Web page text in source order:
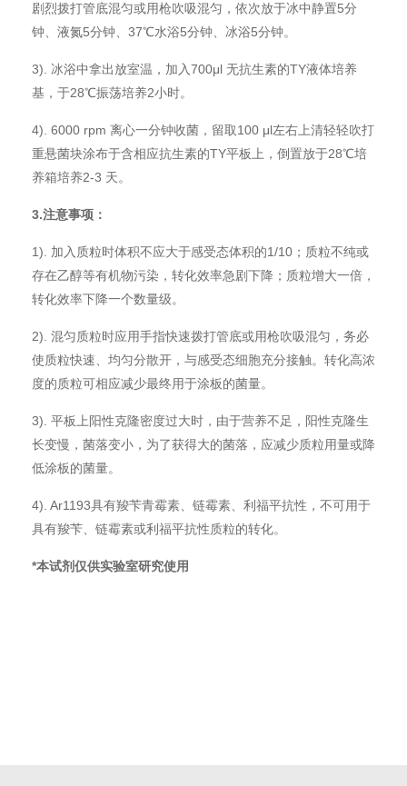
剧烈拨打管底混匀或用枪吹吸混匀，依次放于冰中静置5分
钟、液氮5分钟、37℃水浴5分钟、冰浴5分钟。
3). 冰浴中拿出放室温，加入700μl 无抗生素的TY液体培养
基，于28℃振荡培养2小时。
4). 6000 rpm 离心一分钟收菌，留取100 μl左右上清轻轻吹打
重悬菌块涂布于含相应抗生素的TY平板上，倒置放于28℃培
养箱培养2-3 天。
3.注意事项：
1). 加入质粒时体积不应大于感受态体积的1/10；质粒不纯或
存在乙醇等有机物污染，转化效率急剧下降；质粒增大一倍，
转化效率下降一个数量级。
2). 混匀质粒时应用手指快速拨打管底或用枪吹吸混匀，务必
使质粒快速、均匀分散开，与感受态细胞充分接触。转化高浓
度的质粒可相应减少最终用于涂板的菌量。
3). 平板上阳性克隆密度过大时，由于营养不足，阳性克隆生
长变慢，菌落变小，为了获得大的菌落，应减少质粒用量或降
低涂板的菌量。
4). Ar1193具有羧苄青霉素、链霉素、利福平抗性，不可用于
具有羧苄、链霉素或利福平抗性质粒的转化。
*本试剂仅供实验室研究使用